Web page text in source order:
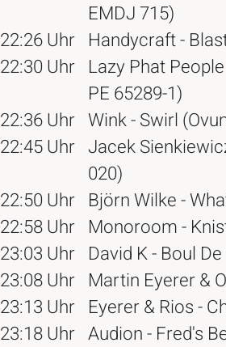
EMDJ 715)
22:26 Uhr Handycraft -
22:30 Uhr Lazy Phat
PE 65289-1)
22:36 Uhr Wink - Swirl
22:45 Uhr Jacek
020)
22:50 Uhr Björn Wilke -
22:58 Uhr Monoroom -
23:03 Uhr David K - Boul
23:08 Uhr Martin Eyerer &
23:13 Uhr Eyerer & Rios -
23:18 Uhr Audion - Fred's